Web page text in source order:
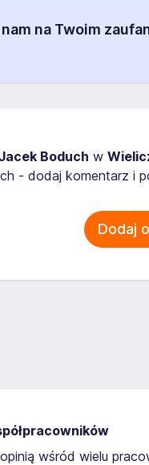
na Twoim
Boduch w
- dodaj komentarz i
Dodaj
wśród wielu